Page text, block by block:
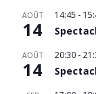
AOÛT
14
14:45 -
AOÛT
14
20:30-